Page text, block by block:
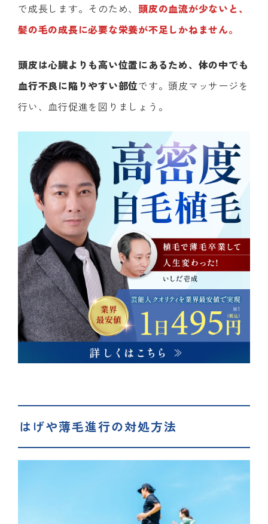
で成長します。そのため、 頭皮の血流が少ないと、
髪の毛の成長に必要な栄養が不足しかねません。
頭皮は心臓よりも高い位置にあるため、体の中でも
血行不良に陥りやすい部位です。頭皮マッサージを
行い、血行促進を図りましょう。
はげや薄毛進行の対処方法